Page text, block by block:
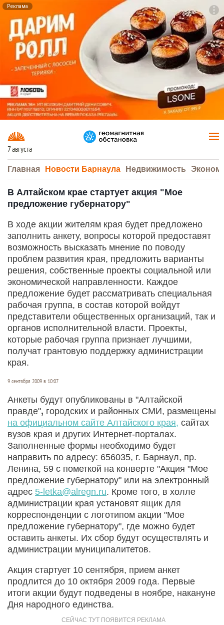
Реклама
7 августа
Главная Новости Барнаула Недвижимость
В Алтайском крае стартует акция "Мое
предложение губернатору"
В ходе акции жителям края будет предложено
заполнить анкету, вопросы которой предоставят
возможность высказать мнение по поводу
проблем развития края, предложить варианты
решения, собственные проекты социальной или
экономической направленности. Каждое
предложение будет рассматривать специальная
рабочая группа, в состав которой войдут
представители общественных организаций, так и
органов исполнительной власти. Проекты,
которые рабочая группа признает лучшими,
получат грантовую поддержку администрации
края.
9 сентября 2009 в 10:07
Анкеты будут опубликованы в "Алтайской
правде", городских и районных СМИ, размещены
на официальном сайте Алтайского края, сайтах
вузов края и других Интернет-порталах.
Заполненные формы необходимо будет
направить по адресу: 656035, г. Барнаул, пр.
Ленина, 59 с пометкой на конверте "Акция "Мое
предложение губернатору" или на электронный
адрес 5-letka@alregn.ru. Кроме того, в холле
администрации края установят ящик для
корреспонденции с логотипом акции "Мое
предложение губернатору", где можно будет
оставить анкеты. Их сбор будут осуществлять и
администрации муниципалитетов.
Акция стартует 10 сентября, прием анкет
продлится до 10 октября 2009 года. Первые
итоги акции будут подведены в ноябре, накануне
Дня народного единства.